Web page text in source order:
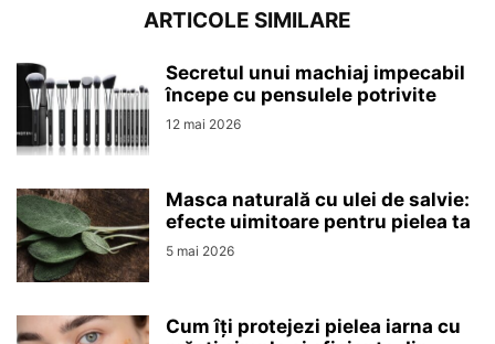
ARTICOLE SIMILARE
Secretul unui machiaj impecabil
începe cu pensulele potrivite
12 mai 2026
Masca naturală cu ulei de salvie:
efecte uimitoare pentru pielea ta
5 mai 2026
Cum îți protejezi pielea iarna cu